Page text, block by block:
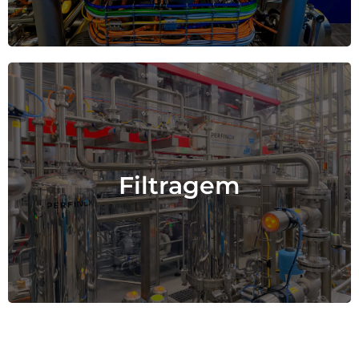
Filtragem
Sistemas completos de filtragem
para água, produtos químicos e
revestimentos.